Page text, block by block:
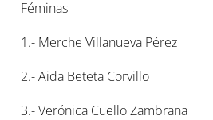
Féminas
1.- Merche Villanueva Pérez
2.- Aida Beteta Corvillo
3.- Verónica Cuello Zambrana